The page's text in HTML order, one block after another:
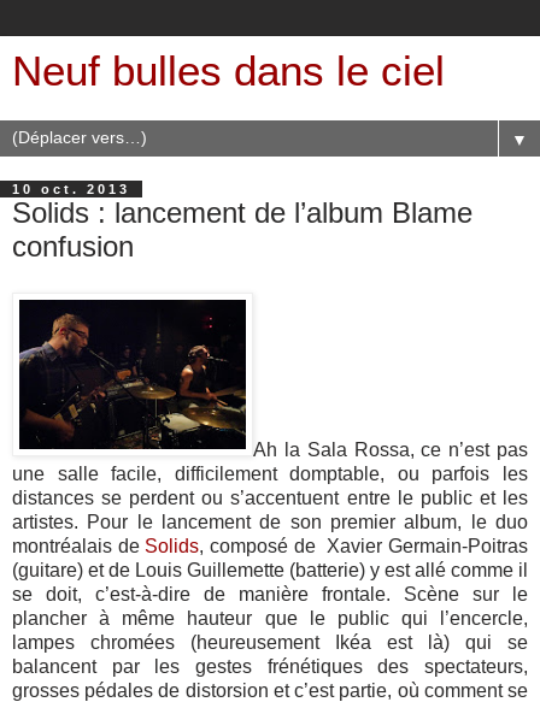
Neuf bulles dans le ciel
▼
10 oct. 2013
Solids : lancement de l’album Blame
confusion
Ah la Sala Rossa, ce n’est pas
une salle facile, difficilement domptable, ou parfois les
distances se perdent ou s’accentuent entre le public et les
artistes. Pour le lancement de son premier album, le duo
montréalais de Solids, composé de Xavier Germain-Poitras
(guitare) et de Louis Guillemette (batterie) y est allé comme il
se doit, c’est-à-dire de manière frontale. Scène sur le
plancher à même hauteur que le public qui l’encercle,
lampes chromées (heureusement Ikéa est là) qui se
balancent par les gestes frénétiques des spectateurs,
grosses pédales de distorsion et c’est partie, où comment se